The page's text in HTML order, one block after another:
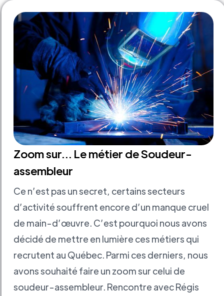
Zoom sur... Le métier de Soudeur-
assembleur
Ce n’est pas un secret, certains secteurs
d’activité souffrent encore d’un manque cruel
de main-d’œuvre. C’est pourquoi nous avons
décidé de mettre en lumière ces métiers qui
recrutent au Québec. Parmi ces derniers, nous
avons souhaité faire un zoom sur celui de
soudeur-assembleur. Rencontre avec Régis